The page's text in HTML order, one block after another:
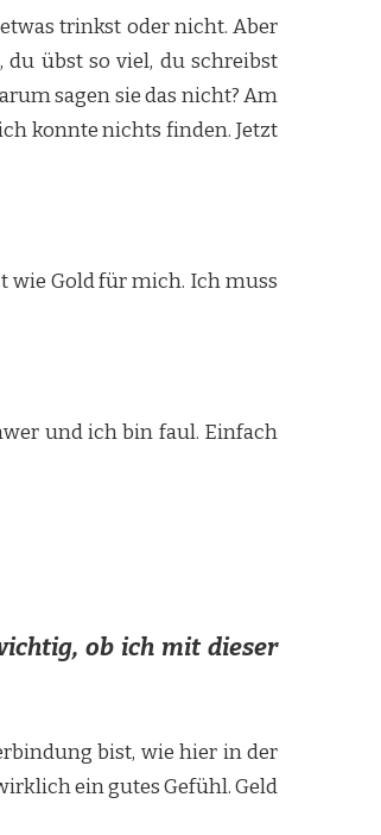
trinkst oder nicht. Aber
übst so viel, du schreibst
sagen sie das nicht? Am
konnte nichts finden. Jetzt
wie Gold für mich. Ich muss
und ich bin faul. Einfach
ob ich mit dieser
bist, wie hier in der
ein gutes Gefühl. Geld